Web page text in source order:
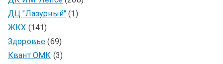
ДЦ "Лазурный" (1)
ЖКХ (141)
Здоровье (69)
Квант ОМК (3)